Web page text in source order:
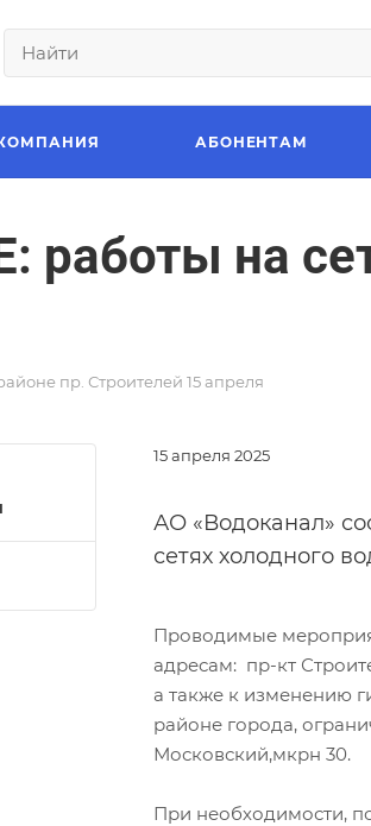
АБОНЕНТАМ
на
пр. Строителей 15 апреля
15 апреля 2025
АО «Водоканал»
сетях холодного
Проводимые
адресам: пр-кт
а также к изменению
районе города,
Московский,мкрн 30.
При необходимости,